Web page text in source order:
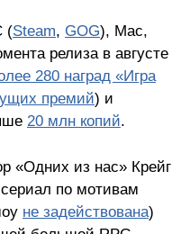
(Steam, GOG), Mac,
релиза в августе
280 наград «Игра
премий) и
20 млн копий.
«Одних из нас» Крейг
по мотивам
не задействована)